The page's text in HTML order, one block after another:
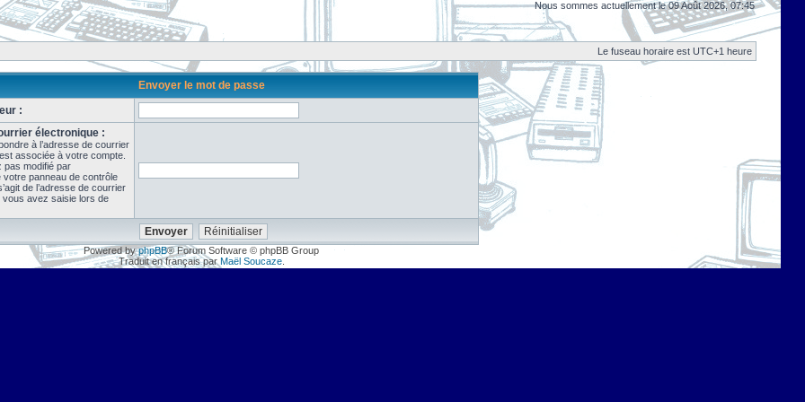
Nous sommes actuellement le 09 Août 2026, 07:45
Le fuseau horaire est UTC+1 heure
Envoyer le mot de passe
:
électronique :
à l’adresse de courrier
associée à votre compte.
pas modifié par
votre panneau de contrôle
de l’adresse de courrier
vous avez saisie lors de
Powered byphpBB® Forum Software © phpBB Group
Traduit en français par Maël Soucaze.